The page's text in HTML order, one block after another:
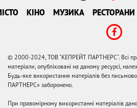
КІНО МУЗИКА РЕСТОРАНИ
© 2000-2024, ТОВ "КЕПРЕЙТ ПАРТНЕРС". Всі
матеріали, опубліковані на даному ресурсі,
Будь-яке використання матеріалів без
ПАРТНЕРС» заборонено.
При правомірному використанні матеріалів